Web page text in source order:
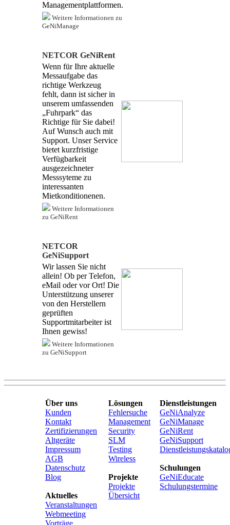
Managementplattformen.
Weitere Informationen zu
GeNiManage
NETCOR GeNiRent
Wenn für Ihre aktuelle
Messaufgabe das
richtige Werkzeug
fehlt, dann ist sicher in
unserem umfassenden
„Fuhrpark“ das
Richtige für Sie dabei!
Auf Wunsch auch mit
Support. Unser Service
bietet kurzfristige
Verfügbarkeit
ausgezeichneter
Messsyteme zu
interessanten
Mietkonditionenen.
Weitere Informationen
zu GeNiRent
NETCOR
GeNiSupport
Wir lassen Sie nicht
allein! Ob per Telefon,
eMail oder vor Ort! Die
Unterstützung unserer
von den Herstellern
geprüften
Supportmitarbeiter ist
Ihnen gewiss!
Weitere Informationen
zu GeNiSupport
Über uns
Kunden
Kontakt
Zertifizierungen
Altgeräte
Impressum
AGB
Datenschutz
Blog
Aktuelles
Veranstaltungen
Webmeeting
Vorträge
Lösungen
Fehlersuche
Management
Security
SLM
Testing
Wireless
Projekte
Projekte
Übersicht
Dienstleistungen
GeNiAnalyze
GeNiManage
GeNiRent
GeNiSupport
Schulungen
GeNiEducate
Schulungstermine